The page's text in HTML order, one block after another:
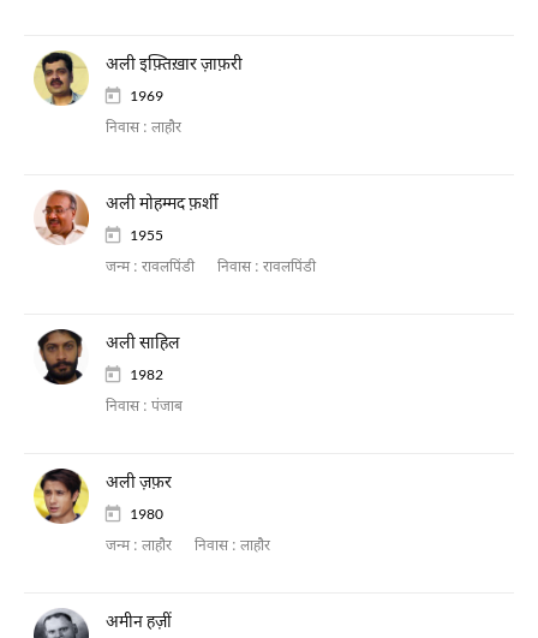
अली इफ़्तिख़ार ज़ाफ़री
1969
निवास : लाहौर
अली मोहम्मद फ़र्शी
1955
जन्म : रावलपिंडी निवास : रावलपिंडी
अली साहिल
1982
निवास : पंजाब
अली ज़फ़र
1980
जन्म : लाहौर निवास : लाहौर
अमीन हज़ीं